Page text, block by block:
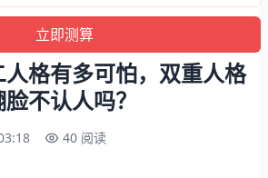
格有多可怕，双重人格
不认人吗？
40 阅读